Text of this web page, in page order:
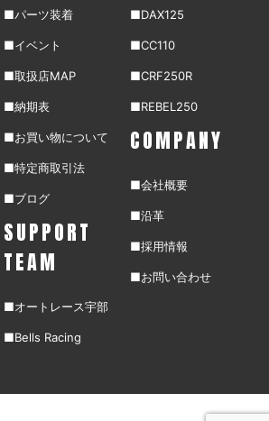
■パーツ装着
■イベント
■取扱店MAP
■納期表
■お買い物について
■特定商取引法
■ブログ
SUPPORT
TEAM
■オートレース宇部
■Bells Racing
■DAX125
■CC110
■CRF250R
■REBEL250
COMPANY
■会社概要
■沿革
■採用情報
■お問い合わせ